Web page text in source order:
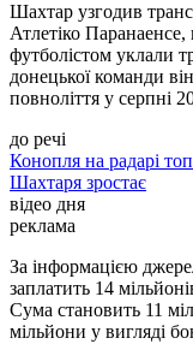
Шахтар узгодив
Атлетіко Паранаенсе,
футболістом уклали
донецької команди
повноліття у серпні
до речі
Конопля на радарі
Шахтаря зростає
відео дня
реклама
За інформацією
заплатить 14
Сума становить 11
мільйони у вигляді